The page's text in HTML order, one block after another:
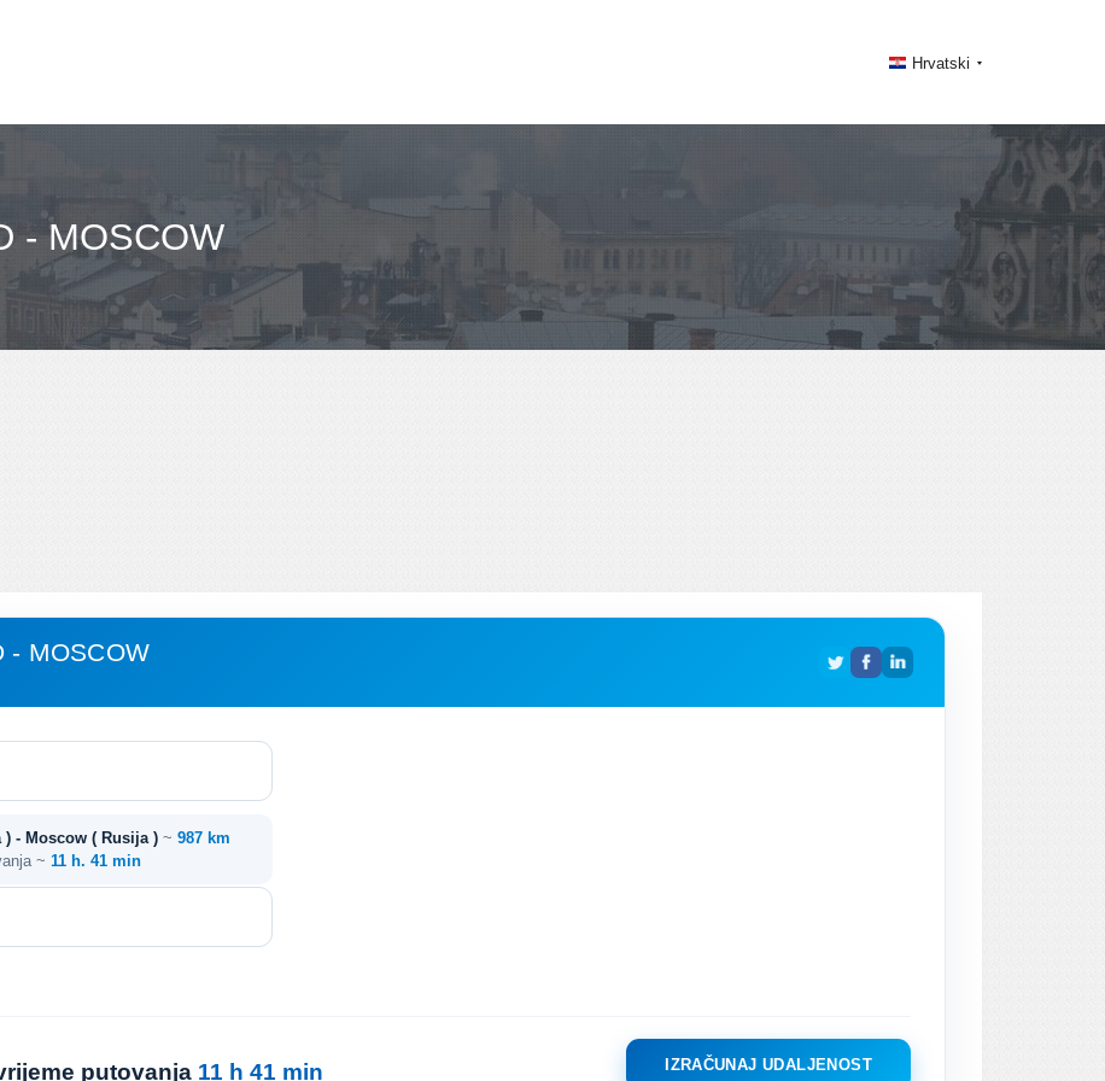
Hrvatski
- MOSCOW
- MOSCOW
- Moscow ( Rusija ) ~ 987 km
~ 11 h. 41 min
putovanja 11 h 41 min IZRAČUNAJ UDALJENOST